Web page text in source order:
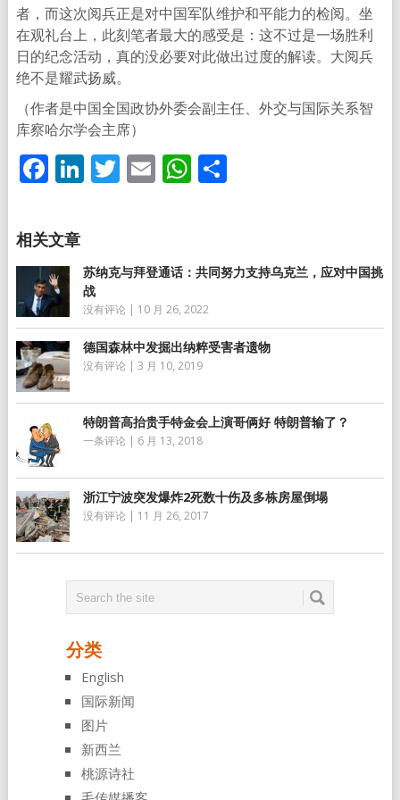
者，而这次阅兵正是对中国军队维护和平能力的检阅。坐
在观礼台上，此刻笔者最大的感受是：这不过是一场胜利
日的纪念活动，真的没必要对此做出过度的解读。大阅兵
绝不是耀武扬威。
（作者是中国全国政协外委会副主任、外交与国际关系智
库察哈尔学会主席）
Facebook
LinkedIn
Twitter
EmailWhatsApp
分
苏纳克与拜登通话：共同努力支持乌克兰，应对中国挑
战
没有评论 | 10 月 26, 2022
德国森林中发掘出纳粹受害者遗物
没有评论 | 3 月 10, 2019
特朗普高抬贵手特金会上演哥俩好 特朗普输了？
一条评论 | 6 月 13, 2018
浙江宁波突发爆炸2死数十伤及多栋房屋倒塌
没有评论 | 11 月 26, 2017
分类
English
国际新闻
图片
新西兰
桃源诗社